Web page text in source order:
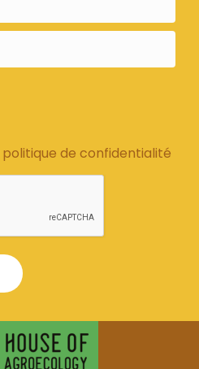
politique de confidentialité